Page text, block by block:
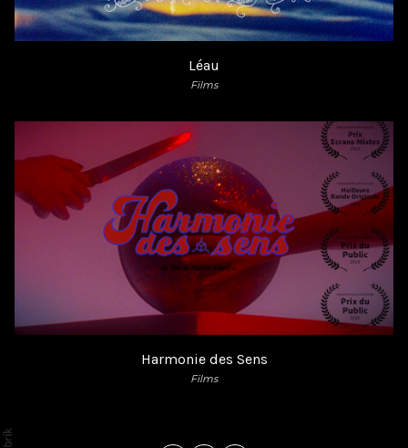
Léau
Films
Harmonie des Sens
Films